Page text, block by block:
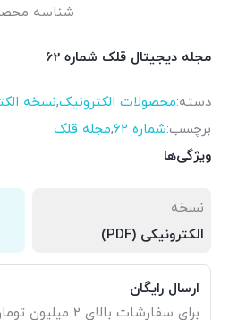
شناسه
مجله دیجیتال قلک شماره 62
دسته:محصولات الکترونیک,نسخه
برچسب:شماره 62 ,مجله قلک
ویژگی‌ها
نسخه
الکترونیکی (PDF)
ارسال رایگان
برای سفارشات بالای 2 میلیون تومان